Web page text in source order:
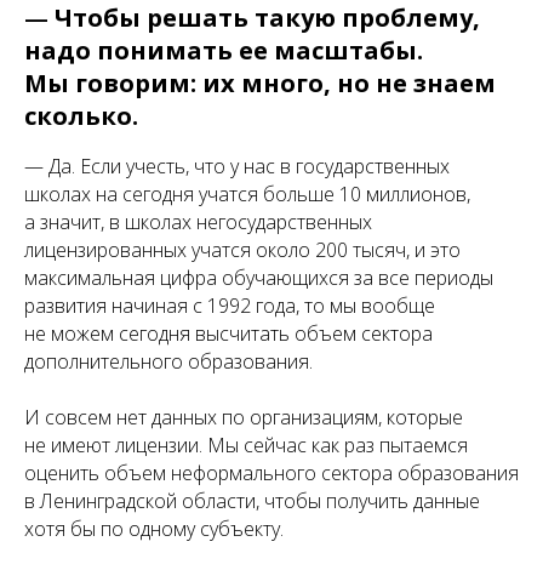
— Чтобы решать такую проблему,
надо понимать ее масштабы.
Мы говорим: их много, но не знаем
сколько.
— Да. Если учесть, что у нас в государственных
школах на сегодня учатся больше 10 миллионов,
а значит, в школах негосударственных
лицензированных учатся около 200 тысяч, и это
максимальная цифра обучающихся за все периоды
развития начиная с 1992 года, то мы вообще
не можем сегодня высчитать объем сектора
дополнительного образования.
И совсем нет данных по организациям, которые
не имеют лицензии. Мы сейчас как раз пытаемся
оценить объем неформального сектора образования
в Ленинградской области, чтобы получить данные
хотя бы по одному субъекту.